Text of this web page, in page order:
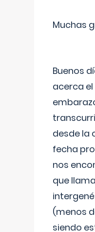
Muchas
Buenos
acerca
desde la
fecha
nos
que
(menos
siendo